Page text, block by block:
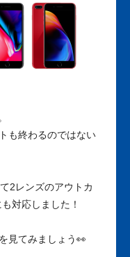
も終わるのではない
2レンズのアウトカ
対応しました！
見てみましょう👀